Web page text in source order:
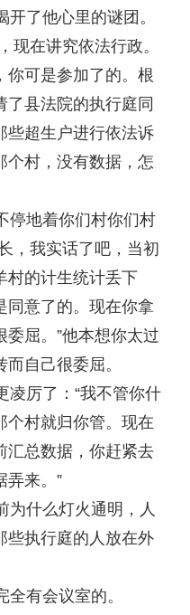
了他心里的谜团。
现在讲究依法行政。
你可是参加了的。根
县法院的执行庭同
些超生户进行依法诉
个村，没有数据，怎
地着你们村你们村
，我实话了吧，当初
村的计生统计丢下
同意了的。现在你拿
屈。”他本想你太过
自己很委屈。
厉了：“我不管你什
个村就归你管。现在
汇总数据，你赶紧去
弄来。”
什么灯火通明，人
些执行庭的人放在外
有会议室的。